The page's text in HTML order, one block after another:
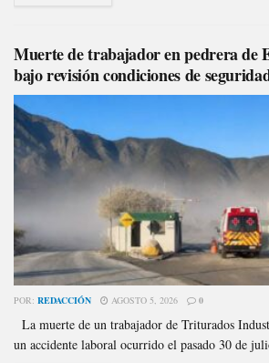
Muerte de trabajador en pedrera de
bajo revisión condiciones de
POR: REDACCIÓN AGOSTO 5, 2026 0
La muerte de un trabajador de Triturados
un accidente laboral ocurrido el pasado 30 de